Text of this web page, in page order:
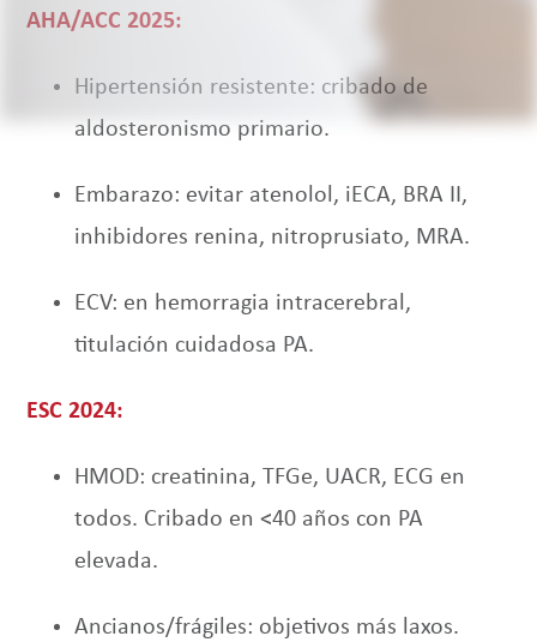
AHA/ACC 2025:
Hipertensión resistente: cribado de
aldosteronismo primario.
Embarazo: evitar atenolol, iECA, BRA II,
inhibidores renina, nitroprusiato, MRA.
ECV: en hemorragia intracerebral,
titulación cuidadosa PA.
ESC 2024:
HMOD: creatinina, TFGe, UACR, ECG en
todos. Cribado en <40 años con PA
elevada.
Ancianos/frágiles: objetivos más laxos.